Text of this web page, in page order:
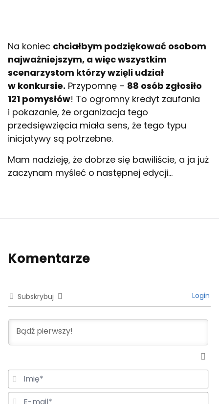
Na koniec chciałbym podziękować osobom
najważniejszym, a więc wszystkim
scenarzystom którzy wzięli udział
w konkursie. Przypomnę – 88 osób zgłosiło
121 pomysłów! To ogromny kredyt zaufania
i pokazanie, że organizacja tego
przedsięwzięcia miała sens, że tego typu
inicjatywy są potrzebne.
Mam nadzieję, że dobrze się bawiliście, a ja już
zaczynam myśleć o następnej edycji…
Komentarze
Subskrybuj Login